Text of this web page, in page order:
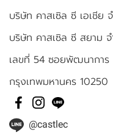
บริษัท คาสเซิล ซี เอเชีย
บริษัท คาสเซิล ซี สยาม
เลขที่ 54 ซอยพัฒนากา
กรุงเทพมหานคร 10250
@castlec